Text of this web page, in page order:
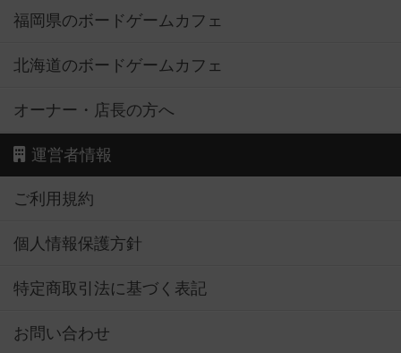
福岡県のボードゲームカフェ
北海道のボードゲームカフェ
オーナー・店長の方へ
運営者情報
ご利用規約
個人情報保護方針
特定商取引法に基づく表記
お問い合わせ